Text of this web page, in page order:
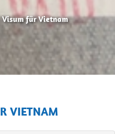
Visum für Vietnam
VIETNAM